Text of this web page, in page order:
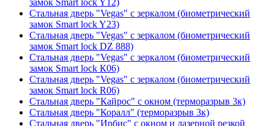
замок Smart lock Y12)
Стальная дверь "Vegas" с зеркалом (биометрический
замок Smart lock Y23)
Стальная дверь "Vegas" с зеркалом (биометрический
замок Smart lock DZ 888)
Стальная дверь "Vegas" с зеркалом (биометрический
замок Smart lock К06)
Стальная дверь "Vegas" с зеркалом (биометрический
замок Smart lock R06)
Стальная дверь "Кайрос" с окном (терморазрыв 3к)
Стальная дверь "Коралл" (терморазрыв 3к)
Стальная дверь "Ирбис" с окном и лазерной резкой